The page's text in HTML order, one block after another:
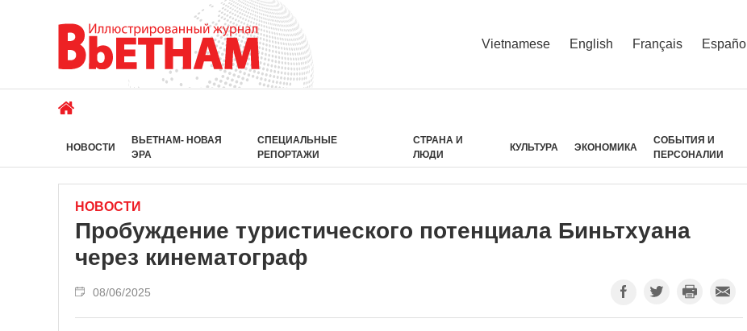
Vietnamese English Français Español
НОВОСТИ
ВЬЕТНАМ- НОВАЯ
ЭРА
СПЕЦИАЛЬНЫЕ
РЕПОРТАЖИ
СТРАНА И
ЛЮДИ
КУЛЬТУРА ЭКОНОМИКА
СОБЫТИЯ И
ПЕРСОНАЛИИ
НОВОСТИ
Пробуждение туристического потенциала Биньтхуана
через кинематограф
08/06/2025